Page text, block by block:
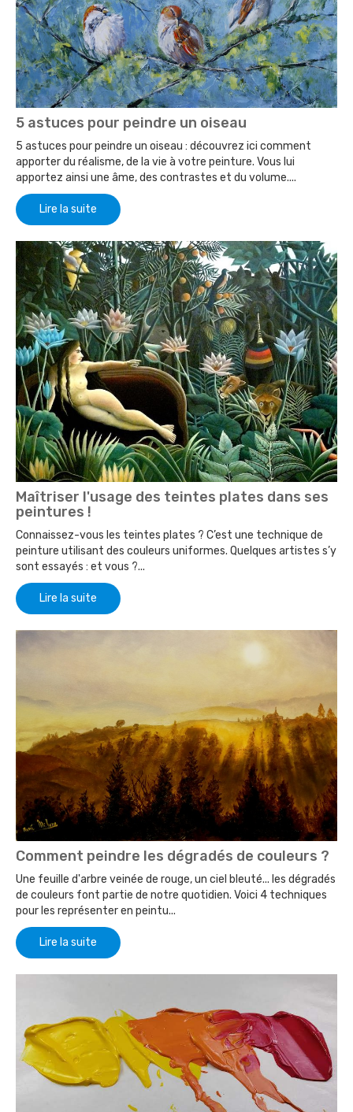
5 astuces pour peindre un oiseau
5 astuces pour peindre un oiseau : découvrez ici comment
apporter du réalisme, de la vie à votre peinture. Vous lui
apportez ainsi une âme, des contrastes et du volume....
Lire la suite
Maîtriser l'usage des teintes plates dans ses
peintures !
Connaissez-vous les teintes plates ? C’est une technique de
peinture utilisant des couleurs uniformes. Quelques artistes s’y
sont essayés : et vous ?...
Lire la suite
Comment peindre les dégradés de couleurs ?
Une feuille d'arbre veinée de rouge, un ciel bleuté... les dégradés
de couleurs font partie de notre quotidien. Voici 4 techniques
pour les représenter en peintu...
Lire la suite